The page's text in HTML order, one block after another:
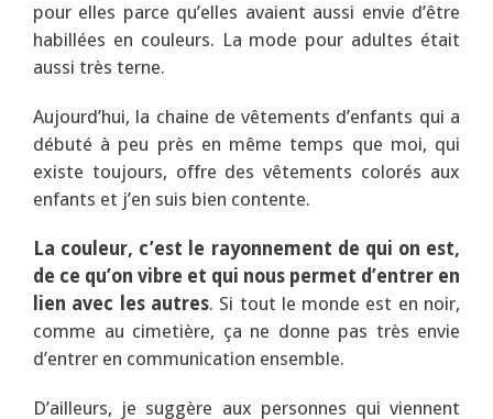
pour elles parce qu’elles avaient aussi envie d’être
habillées en couleurs. La mode pour adultes était
aussi très terne.
Aujourd’hui, la chaine de vêtements d’enfants qui a
débuté à peu près en même temps que moi, qui
existe toujours, offre des vêtements colorés aux
enfants et j’en suis bien contente.
La couleur, c’est le rayonnement de qui on est,
de ce qu’on vibre et qui nous permet d’entrer en
lien avec les autres. Si tout le monde est en noir,
comme au cimetière, ça ne donne pas très envie
d’entrer en communication ensemble.
D’ailleurs, je suggère aux personnes qui viennent